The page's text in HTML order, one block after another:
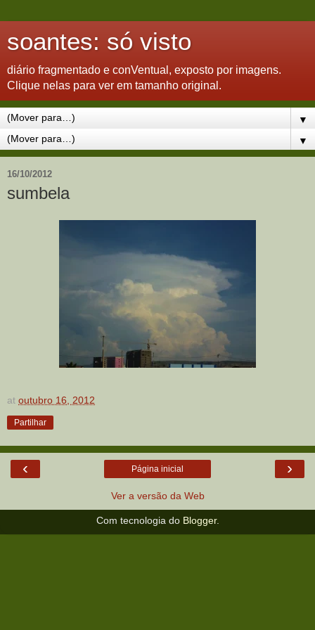
soantes: só visto
diário fragmentado e conVentual, exposto por imagens.
Clique nelas para ver em tamanho original.
▼
▼
16/10/2012
sumbela
at outubro 16, 2012
Partilhar
‹ ›
Página inicial
Ver a versão da Web
Com tecnologia do Blogger.